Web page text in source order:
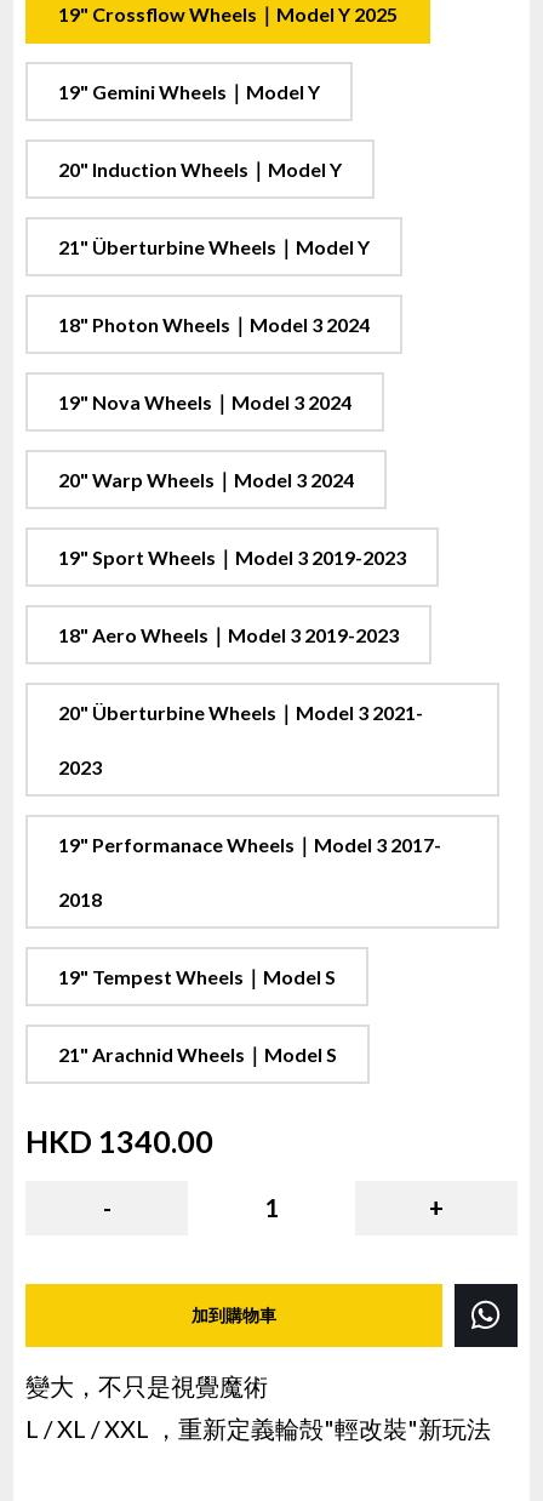
19" Crossflow Wheels｜Model Y 2025
19" Gemini Wheels｜Model Y
20" Induction Wheels｜Model Y
21" Überturbine Wheels｜Model Y
18" Photon Wheels｜Model 3 2024
19" Nova Wheels｜Model 3 2024
20" Warp Wheels｜Model 3 2024
19" Sport Wheels｜Model 3 2019-2023
18" Aero Wheels｜Model 3 2019-2023
20" Überturbine Wheels｜Model 3 2021-
2023
19" Performanace Wheels｜Model 3 2017-
2018
19" Tempest Wheels｜Model S
21" Arachnid Wheels｜Model S
HKD 1340.00
- 1 +
加到購物車
變大，不只是視覺魔術
L / XL / XXL ，重新定義輪殻"輕改裝"新玩法